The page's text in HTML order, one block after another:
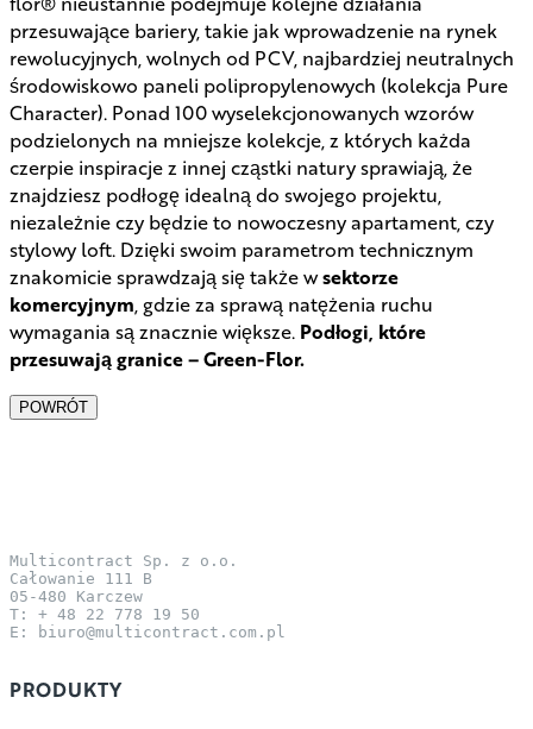
przesuwające bariery, takie jak wprowadzenie na rynek
rewolucyjnych, wolnych od PCV, najbardziej neutralnych
środowiskowo paneli polipropylenowych (kolekcja Pure
Character). Ponad 100 wyselekcjonowanych wzorów
podzielonych na mniejsze kolekcje, z których każda
czerpie inspiracje z innej cząstki natury sprawiają, że
znajdziesz podłogę idealną do swojego projektu,
niezależnie czy będzie to nowoczesny apartament, czy
stylowy loft. Dzięki swoim parametrom technicznym
znakomicie sprawdzają się także wsektorze
komercyjnym, gdzie za sprawą natężenia ruchu
wymagania są znacznie większe. Podłogi, które
przesuwają granice – Green-Flor.
POWRÓT
Multicontract Sp. z o.o.
Całowanie 111 B
05-480 Karczew
T: + 48 22 778 19 50
E: biuro@multicontract.com.pl
PRODUKTY